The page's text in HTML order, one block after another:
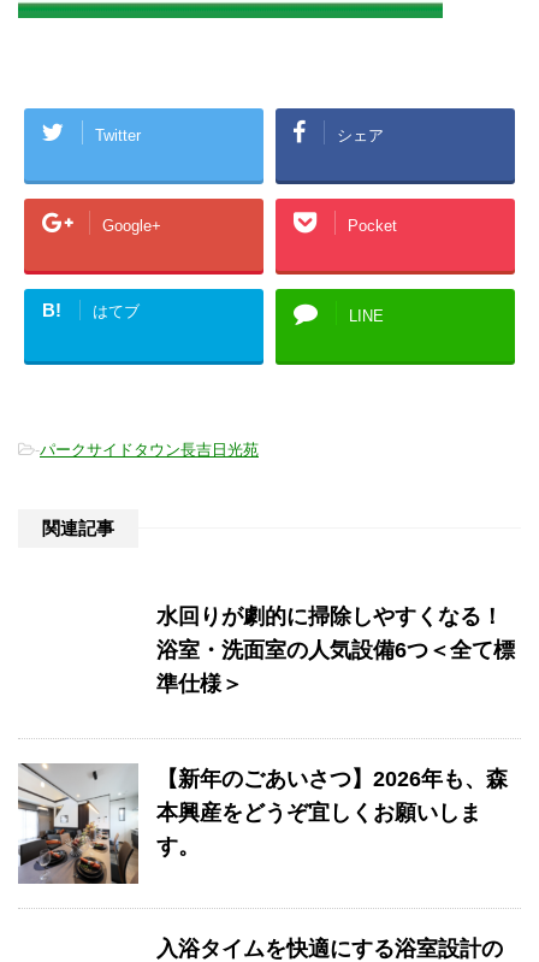
Twitter シェア
Google+ Pocket
B! はてブ LINE
-パークサイドタウン長吉日光苑
関連記事
水回りが劇的に掃除しやすくなる！
浴室・洗面室の人気設備6つ＜全て標
準仕様＞
【新年のごあいさつ】2026年も、森
本興産をどうぞ宜しくお願いしま
す。
入浴タイムを快適にする浴室設計の